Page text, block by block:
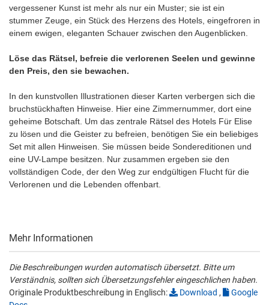
vergessener Kunst ist mehr als nur ein Muster; sie ist ein
stummer Zeuge, ein Stück des Herzens des Hotels, eingefroren in
einem ewigen, eleganten Schauer zwischen den Augenblicken.
Löse das Rätsel, befreie die verlorenen Seelen und gewinne
den Preis, den sie bewachen.
In den kunstvollen Illustrationen dieser Karten verbergen sich die
bruchstückhaften Hinweise. Hier eine Zimmernummer, dort eine
geheime Botschaft. Um das zentrale Rätsel des Hotels Für Elise
zu lösen und die Geister zu befreien, benötigen Sie ein beliebiges
Set mit allen Hinweisen. Sie müssen beide Sondereditionen und
eine UV-Lampe besitzen. Nur zusammen ergeben sie den
vollständigen Code, der den Weg zur endgültigen Flucht für die
Verlorenen und die Lebenden offenbart.
Mehr Informationen
Die Beschreibungen wurden automatisch übersetzt. Bitte um
Verständnis, sollten sich Übersetzungsfehler eingeschlichen haben.
Originale Produktbeschreibung in Englisch:
Download ,
Google